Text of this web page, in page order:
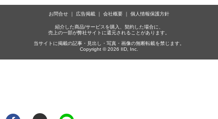
お問合せ 広告掲載 会社概要 個人情報保護方針
紹介した商品/サービスを購入、契約した場合に、
売上の一部が弊社サイトに還元されることがあります。
当サイトに掲載の記事・見出し・写真・画像の無断転載を禁じます。
Copyright © 2026 IID, Inc.